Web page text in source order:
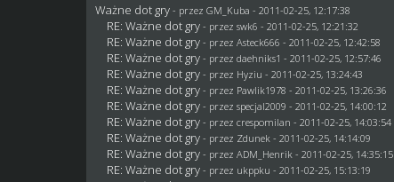
Ważne dot gry - przezGM_Kuba - 2011-02-25, 12:17:38
RE: Ważne dot gry - przezswk6 - 2011-02-25, 12:21:32
RE: Ważne dot gry - przez Asteck666 - 2011-02-25, 12:42:58
RE: Ważne dot gry - przez daehniks1 - 2011-02-25, 12:57:46
RE: Ważne dot gry - przez Hyziu - 2011-02-25, 13:24:43
RE: Ważne dot gry - przez Pawlik1978 - 2011-02-25, 13:26:36
RE: Ważne dot gry - przezspecjal2009 - 2011-02-25, 14:00:12
RE: Ważne dot gry - przezcrespomilan - 2011-02-25, 14:03:54
RE: Ważne dot gry - przez Zdunek - 2011-02-25, 14:14:09
RE: Ważne dot gry - przezADM_Henrik - 2011-02-25, 14:35:15
RE: Ważne dot gry - przez ukppku - 2011-02-25, 15:13:19